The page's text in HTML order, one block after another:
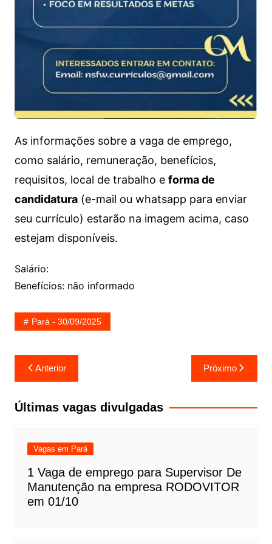
As informações sobre a vaga de emprego,
como salário, remuneração, benefícios,
requisitos, local de trabalho e forma de
candidatura(e-mail ou whatsapp para enviar
seu currículo) estarão na imagem acima, caso
estejam disponíveis.
Salário:
Benefícios: não informado
Pará - 30/09/2025
Navegação
de
Post
Anterior Próximo
Últimas vagas divulgadas
Vagas em Pará
1 Vaga de emprego para Supervisor De
Manutenção na empresa RODOVITOR
em 01/10